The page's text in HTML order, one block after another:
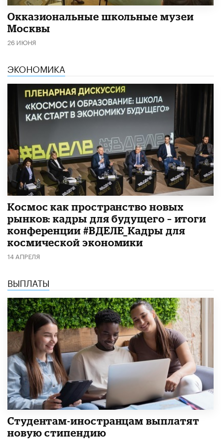
​Окказиональные школьные музеи
Москвы
26 ИЮНЯ
ЭКОНОМИКА
Космос как пространство новых
рынков: кадры для будущего – итоги
конференции #ВДЕЛЕ_Кадры для
космической экономики
14 АПРЕЛЯ
ВЫПЛАТЫ
Студентам-иностранцам выплатят
новую стипендию